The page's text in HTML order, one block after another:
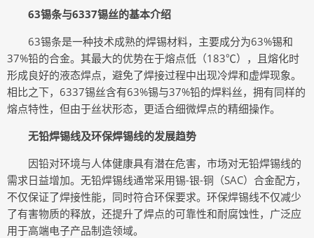
63锡条与6337锡丝的基本介绍
63锡条是一种技术成熟的焊锡材料，主要成分为63%锡和
37%铅的合金。其最大的优势在于熔点低（183℃），且熔化时
形成良好的液态焊点，避免了焊接过程中出现冷焊和虚焊现象。
相比之下，6337锡丝含有63%锡与37%铅的焊料丝，拥有同样的
熔点特性，但由于丝状形态，更适合细微焊点的精细操作。
无铅焊锡线及环保焊锡线的发展趋势
因铅对环境与人体健康具有潜在危害，市场对无铅焊锡线的
需求日益增加。无铅焊锡线通常采用锡-银-铜（SAC）合金配方，
不仅保证了焊接性能，同时符合环保要求。环保焊锡线不仅减少
了有害物质的释放，还提升了焊点的可靠性和耐腐蚀性，广泛应
用于高端电子产品制造领域。